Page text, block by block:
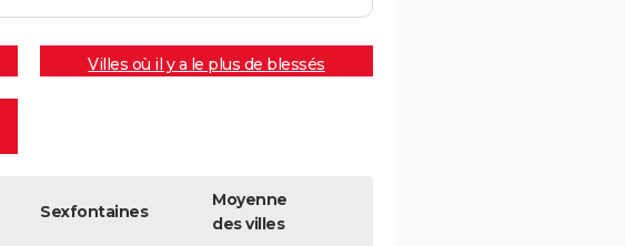
Villes où il y a le plus de blessés
Sexfontaines
Moyenne
des villes